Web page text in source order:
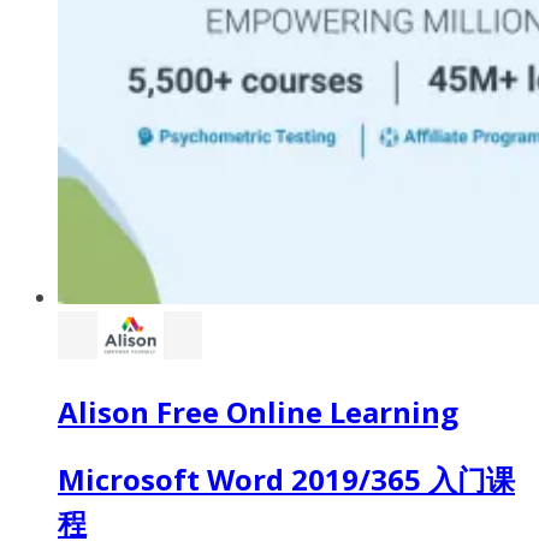
Alison Free Online Learning
Microsoft Word 2019/365 入门课
程